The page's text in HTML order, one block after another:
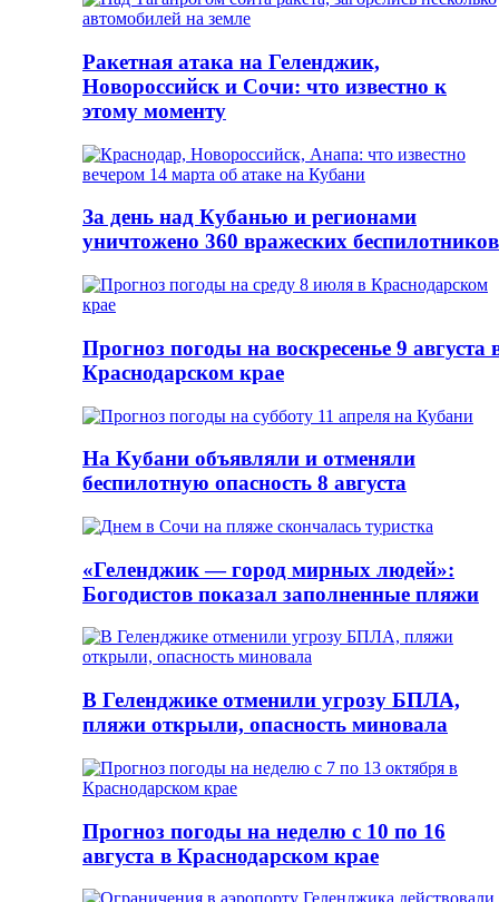
Ракетная атака на Геленджик,
Новороссийск и Сочи: что известно к
этому моменту
За день над Кубанью и регионами
уничтожено 360 вражеских беспилотников
Прогноз погоды на воскресенье 9 августа
Краснодарском крае
На Кубани объявляли и отменяли
беспилотную опасность 8 августа
«Геленджик — город мирных людей»:
Богодистов показал заполненные пляжи
В Геленджике отменили угрозу БПЛА,
пляжи открыли, опасность миновала
Прогноз погоды на неделю с 10 по 16
августа в Краснодарском крае